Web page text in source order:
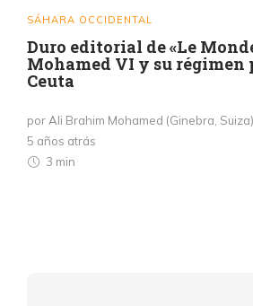
SÁHARA OCCIDENTAL
Duro editorial de «Le
Mohamed VI y su régimen
Ceuta
por Ali Brahim Mohamed (Ginebra, Suiza)
5 años atrás
3 min